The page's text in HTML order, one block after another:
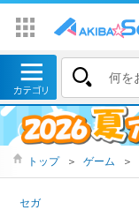
トップ ＞ ゲーム ＞
セガ